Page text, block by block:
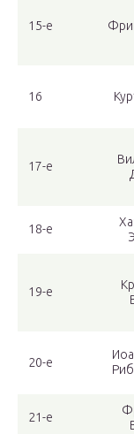
15-е
16
17-е
18-е
19-е
20-е
21-е